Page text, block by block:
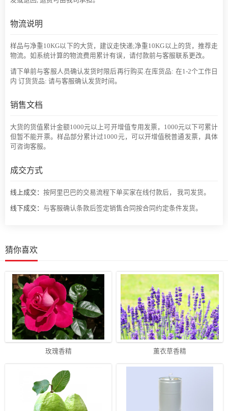
物流说明
样品与净重10KG以下的大货，建议走快递;净重10KG以上的货，推荐走
物流。如系统计算的物流费用累计有误，请付款前与客服联系更改。
请下单前与客服人员确认发货时限后再行购买.在库货品: 在1-2个工作日
内 订货货品: 请与客服确认发货时间。
销售文档
大货的货值累计金额1000元以上可开增值专用发票，1000元以下可累计
但暂不能开票。样品部分累计过1000元，可以开增值税普通发票，具体
可咨询客服。
成交方式
线上成交： 按阿里巴巴的交易流程下单买家在线付款后， 我司发货。
线下成交： 与客服确认条款后签定销售合同按合同约定条件发货。
猜你喜欢
玫瑰香精 薰衣草香精